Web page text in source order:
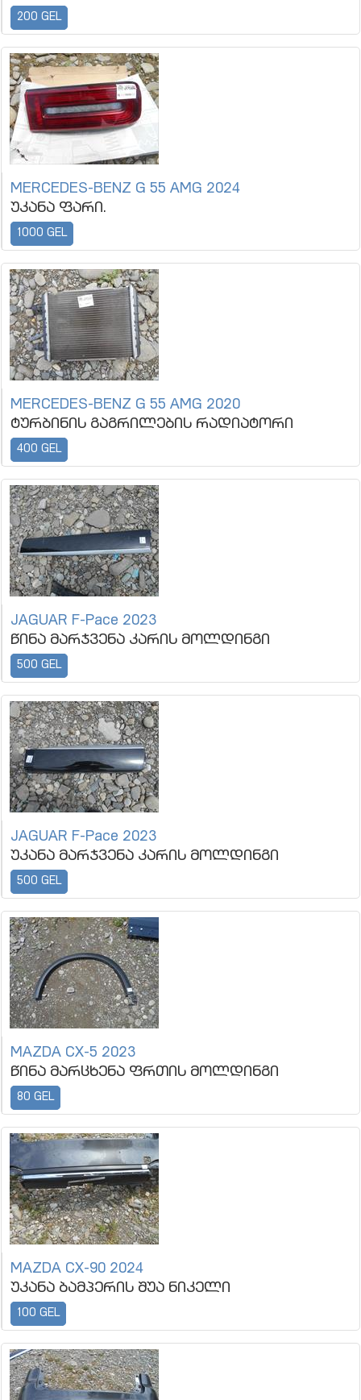
200 GEL
MERCEDES-BENZ G 55 AMG 2024
უკანა ფარი.
1000 GEL
MERCEDES-BENZ G 55 AMG 2020
ტურბინის გაგრილების რადიატორი
400 GEL
JAGUAR F-Pace 2023
წინა მარჯვენა კარის მოლდინგი
500 GEL
JAGUAR F-Pace 2023
უკანა მარჯვენა კარის მოლდინგი
500 GEL
MAZDA CX-5 2023
წინა მარცხენა ფრთის მოლდინგი
80 GEL
MAZDA CX-90 2024
უკანა ბამპერის შუა ნიკელი
100 GEL